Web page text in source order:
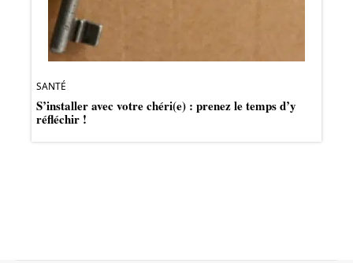
SANTÉ
S’installer avec votre chéri(e) : prenez le temps d’y
réfléchir !